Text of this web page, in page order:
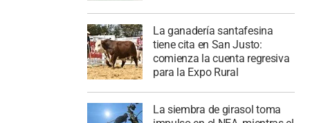
La ganadería santafesina
tiene cita en San Justo:
comienza la cuenta regresiva
para la Expo Rural
La siembra de girasol toma